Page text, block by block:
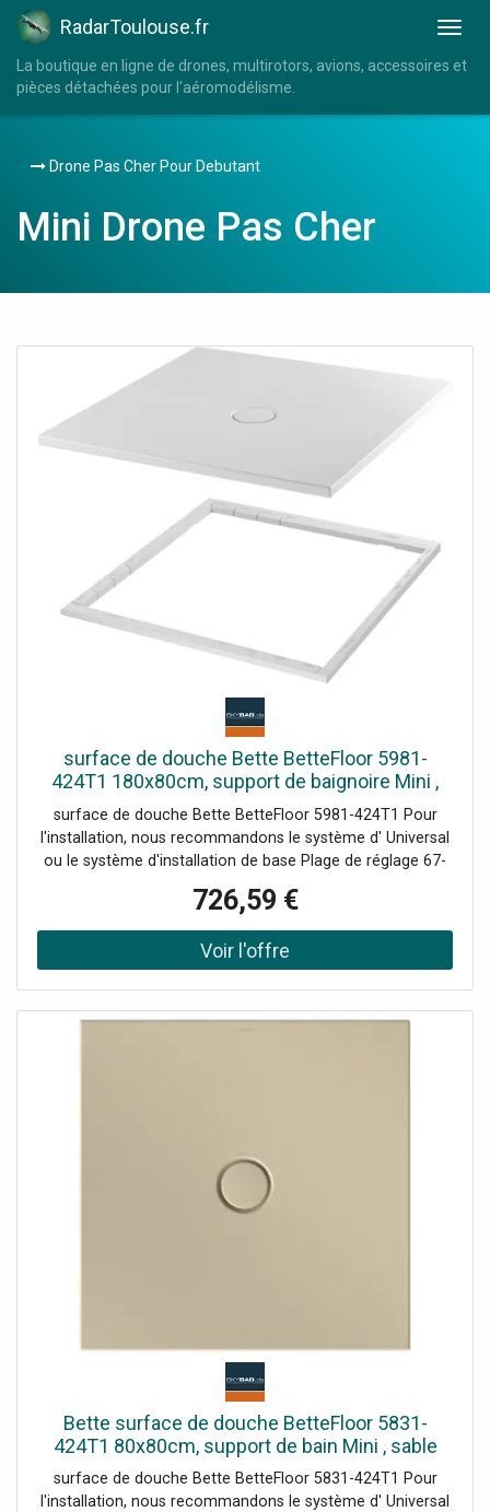
RadarToulouse.fr
La boutique en ligne de drones, multirotors, avions, accessoires et
pièces détachées pour l'aéromodélisme.
Drone Pas Cher Pour Debutant
Mini Drone Pas Cher
surface de douche Bette BetteFloor 5981-
424T1 180x80cm, support de baignoire Mini ,
sable
surface de douche Bette BetteFloor 5981-424T1 Pour
l'installation, nous recommandons le système d' Universal
ou le système d'installation de base Plage de réglage 67-
réglage 80-200 mm avec tapis anti-drones insonorisants
726,59 €
Bette surface de douche BetteFloor 5831-
424T1 80x80cm, support de bain Mini , sable
surface de douche Bette BetteFloor 5831-424T1 Pour
l'installation, nous recommandons le système d' Universal